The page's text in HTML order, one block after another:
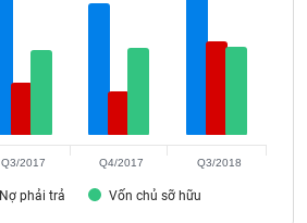
Nợ phải trả Vốn chủ sỡ hữu
Q3/2017 Q4/2017 Q3/2018